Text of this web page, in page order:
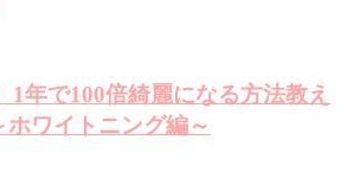
年で100倍綺麗になる方法教え
ホワイトニング編～